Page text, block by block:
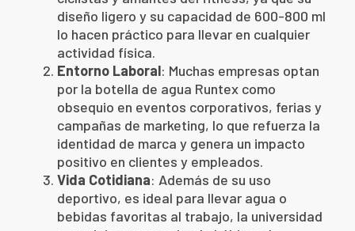
diseño ligero y su capacidad de 600-800 ml
lo hacen práctico para llevar en cualquier
actividad física.
Entorno Laboral: Muchas empresas optan
por la botella de agua Runtex como
obsequio en eventos corporativos, ferias y
campañas de marketing, lo que refuerza la
identidad de marca y genera un impacto
positivo en clientes y empleados.
Vida Cotidiana: Además de su uso
deportivo, es ideal para llevar agua o
bebidas favoritas al trabajo, la universidad